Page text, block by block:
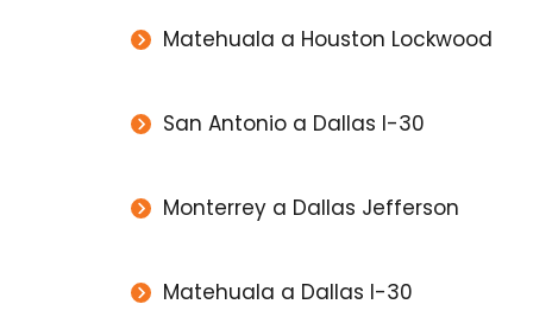
Matehuala a Houston Lockwood
San Antonio a Dallas I-30
Monterrey a Dallas Jefferson
Matehuala a Dallas I-30